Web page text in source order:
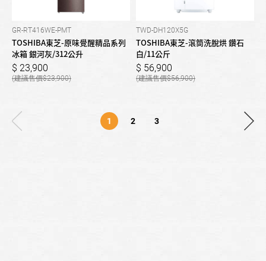
GR-RT416WE-PMT
TOSHIBA東芝-原味覺醒精品系列
冰箱 銀河灰/312公升
23,900
23,900
TWD-DH120X5G
TOSHIBA東芝-滾筒洗脫烘 鑽石
白/11公斤
56,900
56,900
1 2 3